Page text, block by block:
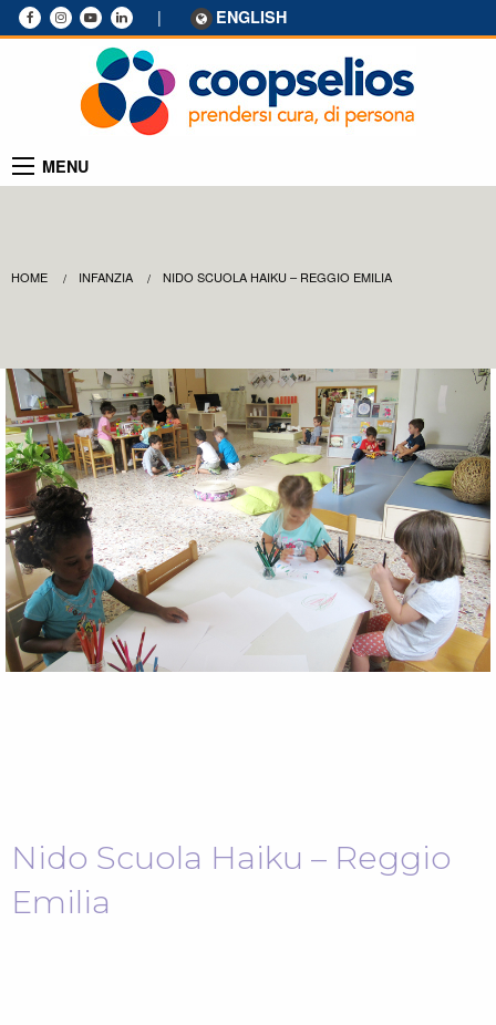
| ENGLISH
MENU
HOME INFANZIA NIDO SCUOLA HAIKU – REGGIO EMILIA
Nido Scuola Haiku – Reggio
Emilia